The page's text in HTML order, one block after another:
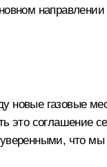
новые газовые
это соглашение
что